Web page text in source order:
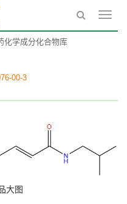
化学成分化合物库
00-3
大图